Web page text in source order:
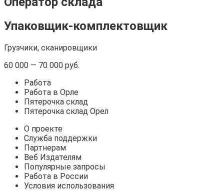
Упаковщик-комплектовщик
Грузчики, сканировщики
60 000 — 70 000 руб.
Работа
Работа в Орле
Пятерочка склад
Пятерочка склад Орел
О проекте
Служба поддержки
Партнерам
Веб Издателям
Популярные запросы
Работа в России
Условия использования